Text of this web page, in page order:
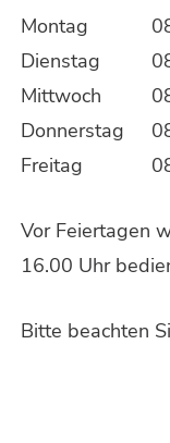
Montag
Dienstag
Mittwoch
Donnerstag
Freitag
Vor Feiertagen
16.00 Uhr
Bitte beachten